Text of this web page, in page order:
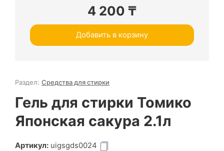
4 200 ₸
Добавить в корзину
Раздел: Средства для стирки
Гель для стирки Томико
Японская сакура 2.1л
Артикул: uigsgds0024